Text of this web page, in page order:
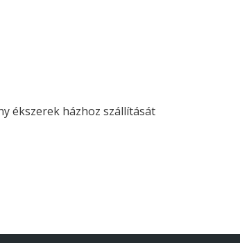
ékszerek házhoz szállítását